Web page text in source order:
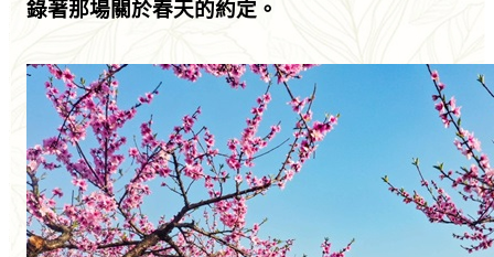
錄著那場關於春天的約定。